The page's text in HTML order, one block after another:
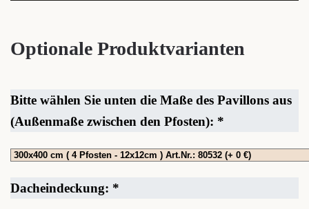
Optionale Produktvarianten
Bitte wählen Sie unten die Maße des Pavillons aus
(Außenmaße zwischen den Pfosten): *
Dacheindeckung: *